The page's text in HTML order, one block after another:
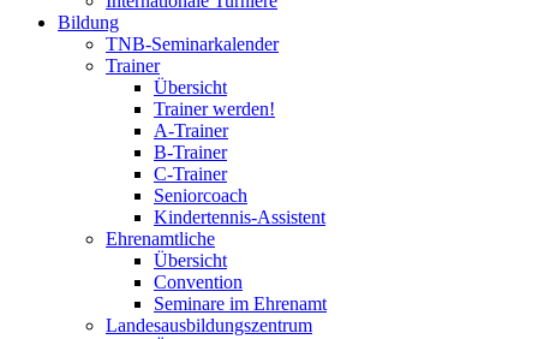
Bildung
TNB-Seminarkalender
Trainer
Übersicht
Trainer werden!
A-Trainer
B-Trainer
C-Trainer
Seniorcoach
Kindertennis-Assistent
Ehrenamtliche
Übersicht
Convention
Seminare im Ehrenamt
Landesausbildungszentrum